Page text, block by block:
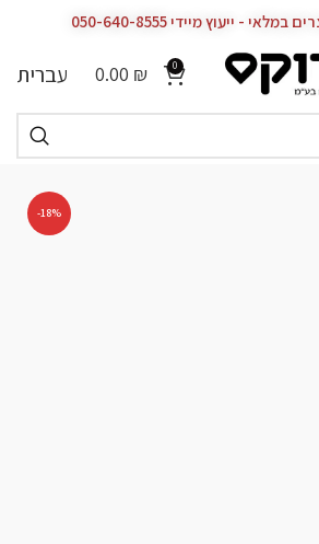
0
0.00 ₪ עברית
-18%